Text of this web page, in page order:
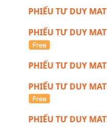
PHIẾU TƯ DUY
PHIẾU TƯ DUY
PHIẾU TƯ DUY
PHIẾU TƯ DUY
PHIẾU TƯ DUY